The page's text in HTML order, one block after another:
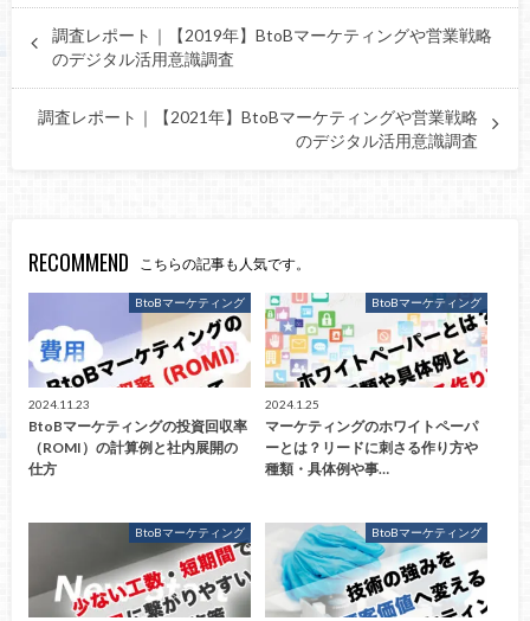
調査レポート｜【2019年】BtoBマーケティングや営業戦略
のデジタル活用意識調査
調査レポート｜【2021年】BtoBマーケティングや営業戦略
のデジタル活用意識調査
RECOMMEND こちらの記事も人気です。
BtoBマーケティング
2024.11.23
BtoBマーケティングの投資回収率
（ROMI）の計算例と社内展開の
仕方
BtoBマーケティング
2024.1.25
マーケティングのホワイトペーパ
ーとは？リードに刺さる作り方や
種類・具体例や事…
BtoBマーケティング BtoBマーケティング